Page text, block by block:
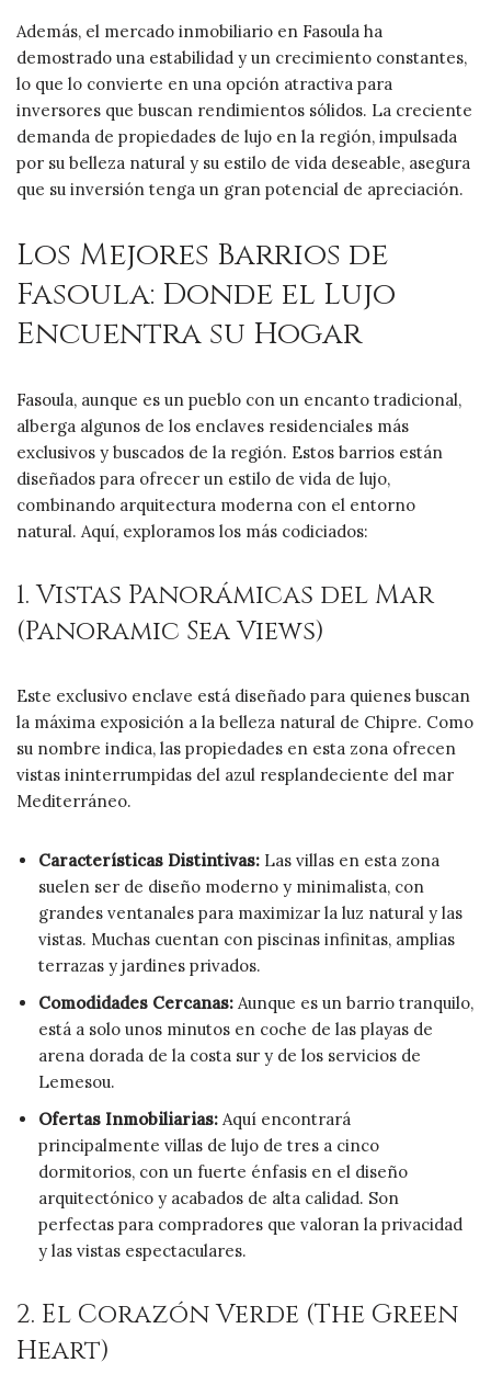
Además, el mercado inmobiliario en Fasoula ha
demostrado una estabilidad y un crecimiento constantes,
lo que lo convierte en una opción atractiva para
inversores que buscan rendimientos sólidos. La creciente
demanda de propiedades de lujo en la región, impulsada
por su belleza natural y su estilo de vida deseable, asegura
que su inversión tenga un gran potencial de apreciación.
Los Mejores Barrios de
Fasoula: Donde el Lujo
Encuentra su Hogar
Fasoula, aunque es un pueblo con un encanto tradicional,
alberga algunos de los enclaves residenciales más
exclusivos y buscados de la región. Estos barrios están
diseñados para ofrecer un estilo de vida de lujo,
combinando arquitectura moderna con el entorno
natural. Aquí, exploramos los más codiciados:
1. Vistas Panorámicas del Mar
(Panoramic Sea Views)
Este exclusivo enclave está diseñado para quienes buscan
la máxima exposición a la belleza natural de Chipre. Como
su nombre indica, las propiedades en esta zona ofrecen
vistas ininterrumpidas del azul resplandeciente del mar
Mediterráneo.
Características Distintivas: Las villas en esta zona
suelen ser de diseño moderno y minimalista, con
grandes ventanales para maximizar la luz natural y las
vistas. Muchas cuentan con piscinas infinitas, amplias
terrazas y jardines privados.
Comodidades Cercanas: Aunque es un barrio tranquilo,
está a solo unos minutos en coche de las playas de
arena dorada de la costa sur y de los servicios de
Lemesou.
Ofertas Inmobiliarias: Aquí encontrará
principalmente villas de lujo de tres a cinco
dormitorios, con un fuerte énfasis en el diseño
arquitectónico y acabados de alta calidad. Son
perfectas para compradores que valoran la privacidad
y las vistas espectaculares.
2. El Corazón Verde (The Green
Heart)